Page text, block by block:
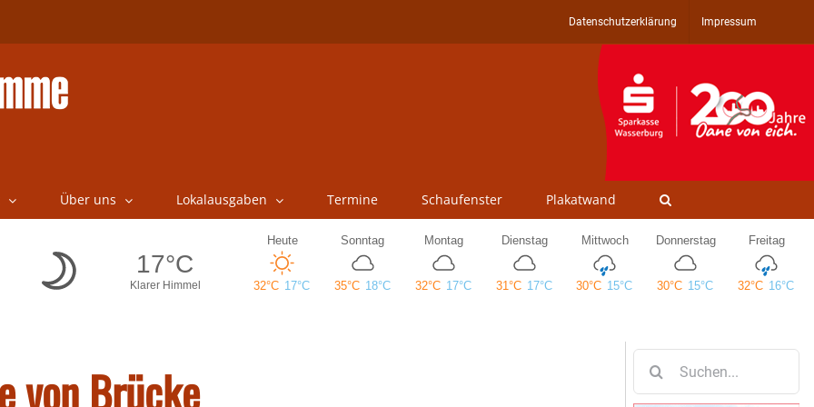
Datenschutzerklärung Impressum
Über uns Lokalausgaben Termine Schaufenster Plakatwand
von Brücke
nach: